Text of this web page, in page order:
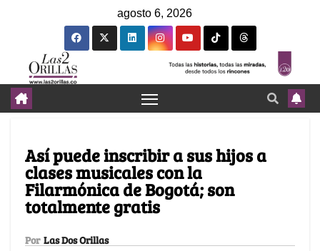
agosto 6, 2026
Así puede inscribir a sus hijos a
clases musicales con la
Filarmónica de Bogotá; son
totalmente gratis
Por Las Dos Orillas